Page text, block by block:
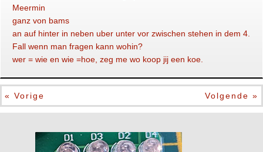
Meermin
ganz von bams
an auf hinter in neben uber unter vor zwischen stehen in dem 4.
Fall wenn man fragen kann wohin?
wer = wie en wie =hoe, zeg me wo koop jij een koe.
« Vorige Volgende »